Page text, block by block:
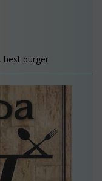
best burger